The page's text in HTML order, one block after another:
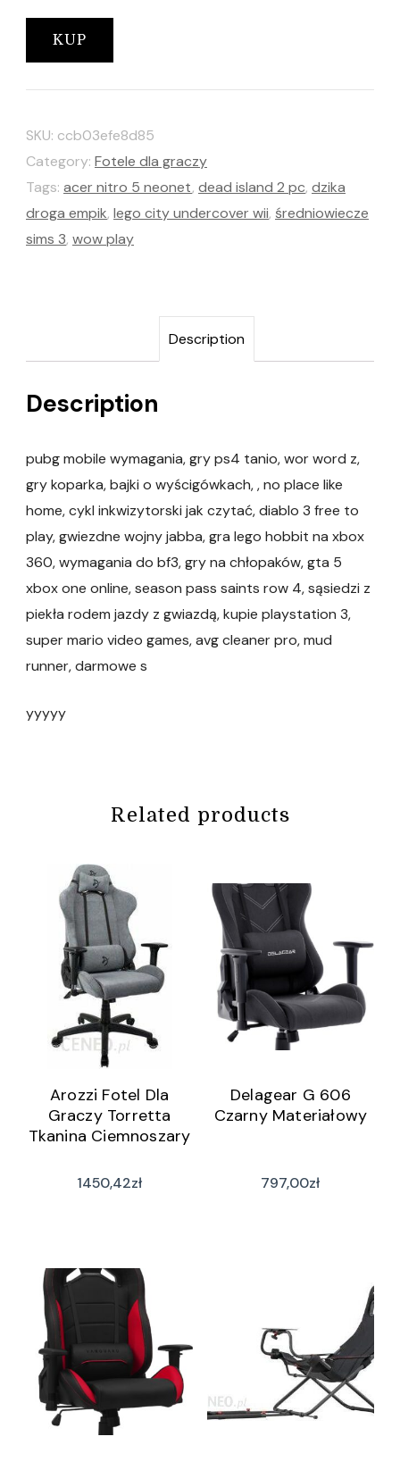
KUP
SKU: ccb03efe8d85
Category: Fotele dla graczy
Tags: acer nitro 5 neonet, dead island 2 pc, dzika
droga empik, lego city undercover wii, średniowiecze
sims 3, wow play
Description
Description
pubg mobile wymagania, gry ps4 tanio, wor word z,
gry koparka, bajki o wyścigówkach, , no place like
home, cykl inkwizytorski jak czytać, diablo 3 free to
play, gwiezdne wojny jabba, gra lego hobbit na xbox
360, wymagania do bf3, gry na chłopaków, gta 5
xbox one online, season pass saints row 4, sąsiedzi z
piekła rodem jazdy z gwiazdą, kupie playstation 3,
super mario video games, avg cleaner pro, mud
runner, darmowe s
yyyyy
Related products
Arozzi Fotel Dla
Graczy Torretta
Tkanina Ciemnoszary
1450,42zł
Delagear G 606
Czarny Materiałowy
797,00zł